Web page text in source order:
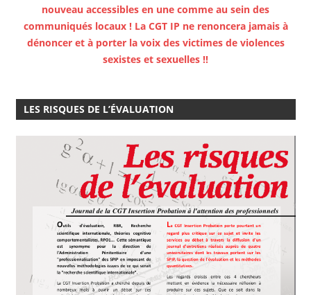
nouveau accessibles en une comme au sein des
communiqués locaux ! La CGT IP ne renoncera jamais à
dénoncer et à porter la voix des victimes de violences
sexistes et sexuelles !!
LES RISQUES DE L’ÉVALUATION